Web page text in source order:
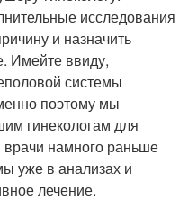
исследования
и назначить
Имейте ввиду,
системы
поэтому мы
гинекологам для
намного раньше
уже в анализах и
лечение.